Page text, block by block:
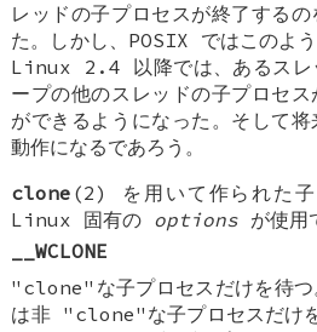
レッドの子プロセスが終了する
た。しかし、POSIX ではこのよう
Linux 2.4 以降では、あるスレ
ープの他のスレッドの子プロセ
ができるようになった。そして
動作になるであろう。
clone (2) を用いて作られた
Linux 固有の options が使用
__WCLONE
"clone"な子プロセスだけを待つ
は非 "clone"な子プロセスだ